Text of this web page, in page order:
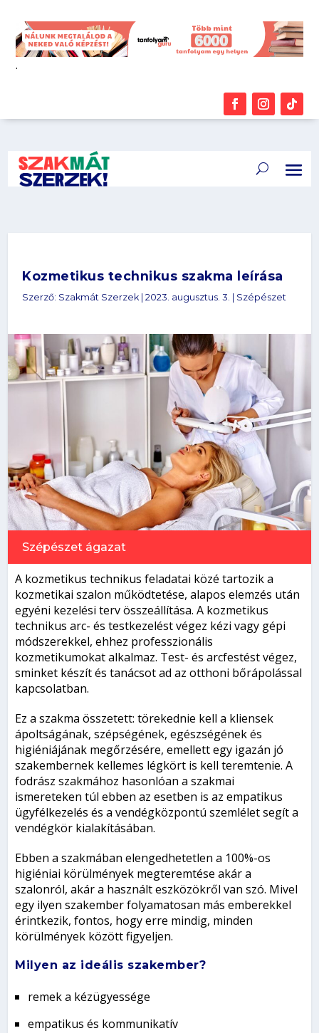
.
Kozmetikus technikus szakma leírása
Szerző: Szakmát Szerzek|2023. augusztus. 3. Szépészet
Szépészet ágazat
A kozmetikus technikus feladatai közé tartozik a
kozmetikai szalon működtetése, alapos elemzés után
egyéni kezelési terv összeállítása. A kozmetikus
technikus arc- és testkezelést végez kézi vagy gépi
módszerekkel, ehhez professzionális
kozmetikumokat alkalmaz. Test- és arcfestést végez,
sminket készít és tanácsot ad az otthoni bőrápolással
kapcsolatban.
Ez a szakma összetett: törekednie kell a kliensek
ápoltságának, szépségének, egészségének és
higiéniájának megőrzésére, emellett egy igazán jó
szakembernek kellemes légkört is kell teremtenie. A
fodrász szakmához hasonlóan a szakmai
ismereteken túl ebben az esetben is az empatikus
ügyfélkezelés és a vendégközpontú szemlélet segít a
vendégkör kialakításában.
Ebben a szakmában elengedhetetlen a 100%-os
higiéniai körülmények megteremtése akár a
szalonról, akár a használt eszközökről van szó. Mivel
egy ilyen szakember folyamatosan más emberekkel
érintkezik, fontos, hogy erre mindig, minden
körülmények között figyeljen.
Milyen az ideális szakember?
remek a kézügyessége
empatikus és kommunikatív